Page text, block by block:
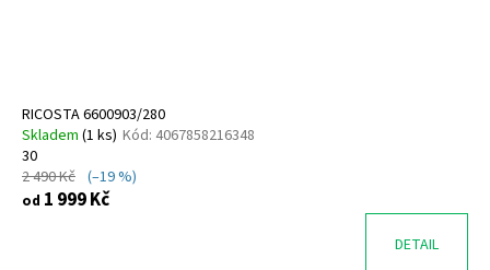
RICOSTA 6600903/280
Skladem (1 ks) Kód: 4067858216348
30
2 490 Kč (–19 %)
od 1 999 Kč
DETAIL